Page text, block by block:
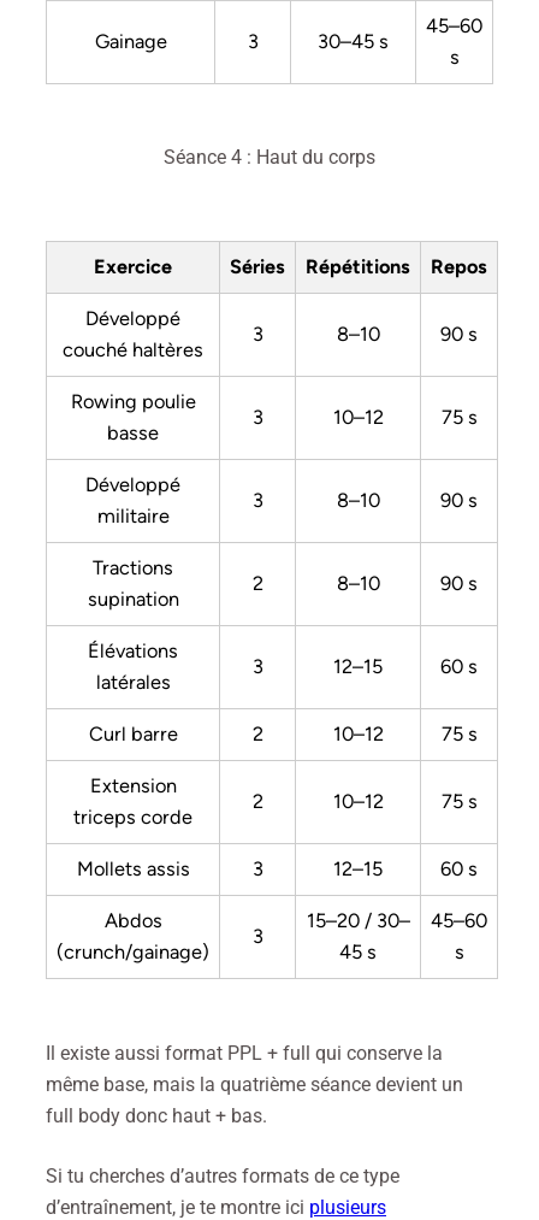
Gainage 3 30–45 s
45–60
s
Séance 4 : Haut du corps
Exercice Séries Répétitions Repos
Développé
couché haltères
3 8–10 90 s
Rowing poulie
basse
3 10–12 75 s
Développé
militaire
3 8–10 90 s
Tractions
supination
2 8–10 90 s
Élévations
latérales
3 12–15 60 s
Curl barre 2 10–12 75 s
Extension
triceps corde
2 10–12 75 s
Mollets assis 3 12–15 60 s
Abdos
(crunch/gainage)
3
15–20 / 30–
45 s
45–60
s
Il existe aussi format PPL + full qui conserve la
même base, mais la quatrième séance devient un
full body donc haut + bas.
Si tu cherches d’autres formats de ce type
d’entraînement, je te montre ici plusieurs